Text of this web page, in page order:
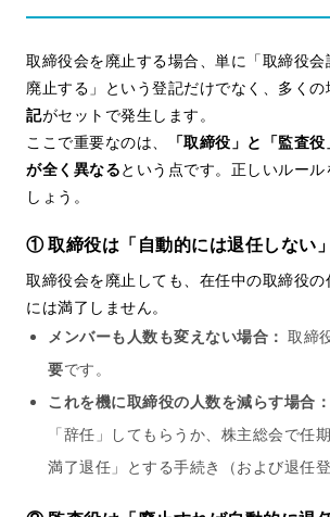
取締役会を廃止する場合、単に「取締役会
廃止する」という登記だけでなく、多くの
記がセットで発生します。
ここで重要なのは、
「取締役」と「監査
が全く異なるという点です。正しいルール
しょう。
① 取締役は「自動的には退任しない」
取締役会を廃止しても、在任中の取締役の
には満了しません。
メンバーも人数も変えない場合： 取締
要です。
これを機に取締役の人数を減らす場合：
「辞任」してもらうか、株主総会で任
満了退任」とする手続き（および退任